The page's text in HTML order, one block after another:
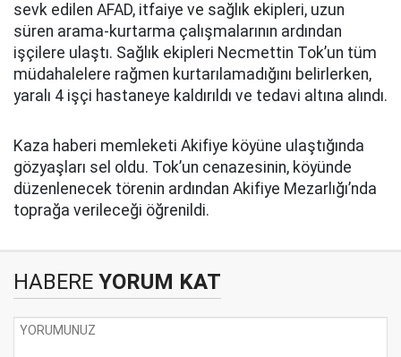
sevk edilen AFAD, itfaiye ve sağlık ekipleri, uzun
süren arama-kurtarma çalışmalarının ardından
işçilere ulaştı. Sağlık ekipleri Necmettin Tok’un tüm
müdahalelere rağmen kurtarılamadığını belirlerken,
yaralı 4 işçi hastaneye kaldırıldı ve tedavi altına alındı.
Kaza haberi memleketi Akifiye köyüne ulaştığında
gözyaşları sel oldu. Tok’un cenazesinin, köyünde
düzenlenecek törenin ardından Akifiye Mezarlığı’nda
toprağa verileceği öğrenildi.
HABERE YORUM KAT